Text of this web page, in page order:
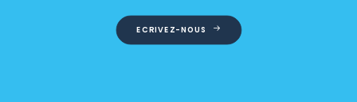
ECRIVEZ-NOUS